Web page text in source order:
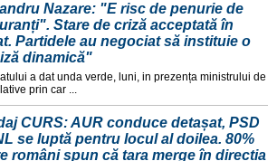
Nazare: "E risc de penurie de
Stare de criză acceptată în
Partidele au negociat să instituie o
dinamică"
a dat unda verde, luni, in prezența ministrului de
prin car ...
CURS: AUR conduce detașat, PSD
se luptă pentru locul al doilea. 80%
români spun că țara merge în direcția